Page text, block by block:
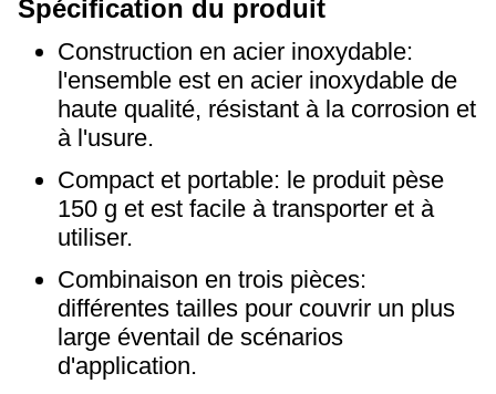
Spécification du produit
Construction en acier inoxydable:
l'ensemble est en acier inoxydable de
haute qualité, résistant à la corrosion et
à l'usure.
Compact et portable: le produit pèse
150 g et est facile à transporter et à
utiliser.
Combinaison en trois pièces:
différentes tailles pour couvrir un plus
large éventail de scénarios
d'application.